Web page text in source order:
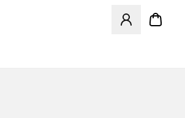
Apre una